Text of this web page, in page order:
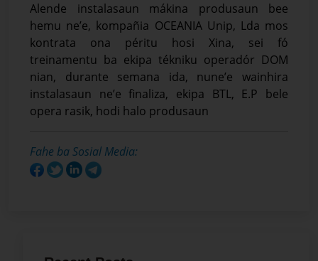
Alende instalasaun mákina produsaun bee
hemu ne’e, kompañia OCEANIA Unip, Lda mos
kontrata ona péritu hosi Xina, sei fó
treinamentu ba ekipa tékniku operadór DOM
nian, durante semana ida, nune’e wainhira
instalasaun ne’e finaliza, ekipa BTL, E.P bele
opera rasik, hodi halo produsaun
Fahe ba Sosial Media: